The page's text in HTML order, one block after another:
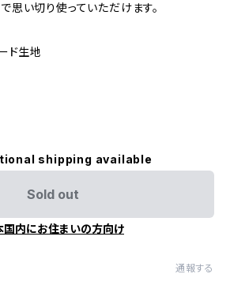
思い切り使っていただけます。
ド生地
shipping available
Sold out
国内にお住まいの方向け
通報する